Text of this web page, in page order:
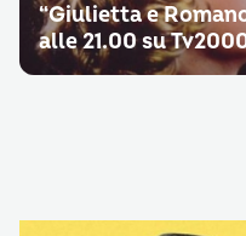
“Giulietta e
alle 21.00 su